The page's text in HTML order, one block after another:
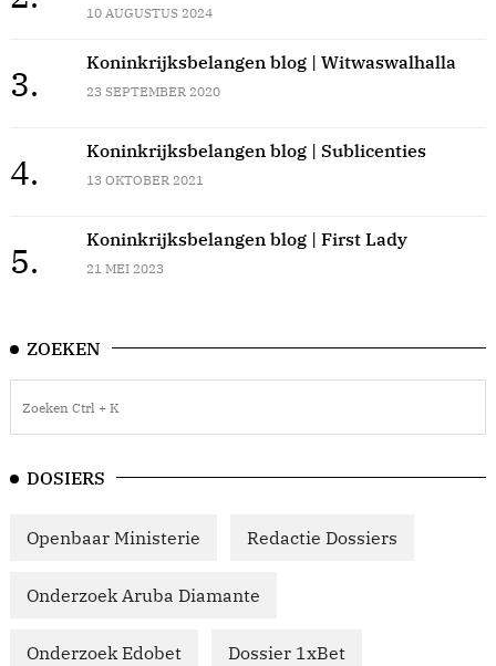
10 AUGUSTUS 2024
3.
Koninkrijksbelangen blog | Witwaswalhalla
23 SEPTEMBER 2020
4.
Koninkrijksbelangen blog | Sublicenties
13 OKTOBER 2021
5.
Koninkrijksbelangen blog | First Lady
21 MEI 2023
ZOEKEN
DOSIERS
Openbaar Ministerie Redactie Dossiers
Onderzoek Aruba Diamante
Onderzoek Edobet Dossier 1xBet